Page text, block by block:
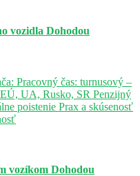
vozidla Dohodou
Pracovný čas: turnusový –
UA, Rusko, SR Penzijný
poistenie Prax a skúsenosť
vozíkom Dohodou